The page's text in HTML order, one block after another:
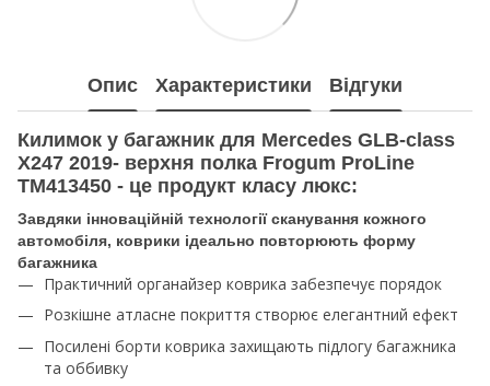
Опис Характеристики Відгуки
Килимок у багажник для Mercedes GLB-class
X247 2019- верхня полка Frogum ProLine
TM413450 - це продукт класу люкс:
Завдяки інноваційній технології сканування кожного
автомобіля, коврики ідеально повторюють форму
багажника
Практичний органайзер коврика забезпечує порядок
Розкішне атласне покриття створює елегантний ефект
Посилені борти коврика захищають підлогу багажника
та оббивку